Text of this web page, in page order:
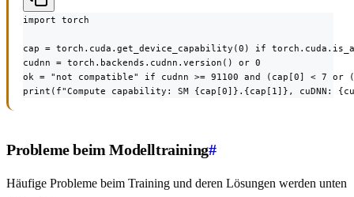
import torch
cap = torch.cuda.get_device_capability(0) if
cudnn = torch.backends.cudnn.version() or 0
ok = "not compatible" if cudnn >= 91100 and (cap[0] < 7
print(f"Compute capability: SM {cap[0]}.{cap[1]}, cuDNN:
Probleme beim Modelltraining#
Häufige Probleme beim Training und deren Lösungen werden unten